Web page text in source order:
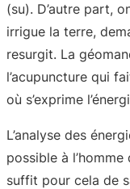
(su). D’autre part,
irrigue la terre,
resurgit. La
l’acupuncture qui
où s’exprime
L’analyse des
possible à
suffit pour cela de